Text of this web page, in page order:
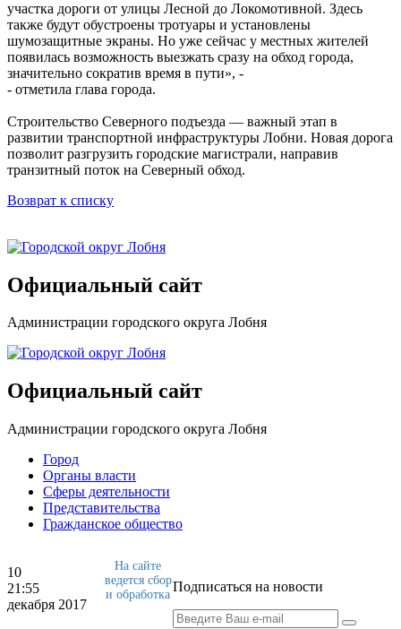
участка дороги от улицы Лесной до Локомотивной. Здесь
также будут обустроены тротуары и установлены
шумозащитные экраны. Но уже сейчас у местных жителей
появилась возможность выезжать сразу на обход города,
значительно сократив время в пути», -
- отметила глава города.
Строительство Северного подъезда — важный этап в
развитии транспортной инфраструктуры Лобни. Новая дорога
позволит разгрузить городские магистрали, направив
транзитный поток на Северный обход.
Возврат к списку
Официальный сайт
Администрации городского округа Лобня
Официальный сайт
Администрации городского округа Лобня
Город
Органы власти
Сферы деятельности
Представительства
Гражданское общество
10
21:55
декабря 2017
Подписаться на новости
На сайте
ведется сбор
и обработка